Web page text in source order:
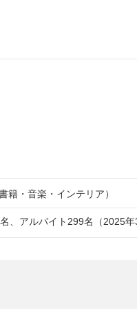
籍・音楽・インテリア）
、アルバイト299名（2025年